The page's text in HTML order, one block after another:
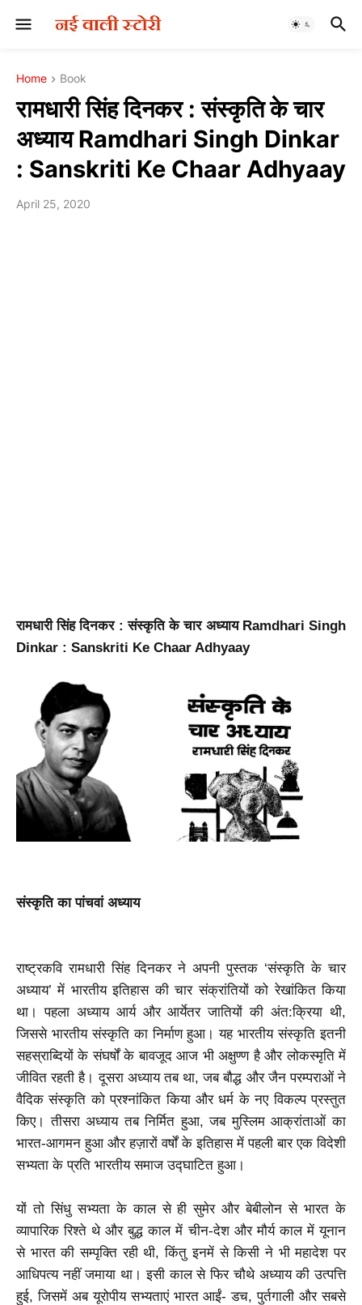
Home Book
रामधारी सिंह दिनकर : संस्कृति के चार
अध्याय Ramdhari Singh Dinkar
: Sanskriti Ke Chaar Adhyaay
April 25, 2020
रामधारी सिंह दिनकर : संस्कृति के चार अध्याय Ramdhari Singh
Dinkar : Sanskriti Ke Chaar Adhyaay
संस्कृति का पांचवां अध्याय
राष्ट्रकवि रामधारी सिंह दिनकर ने अपनी पुस्तक ‘संस्कृति के चार
अध्याय’ में भारतीय इतिहास की चार संक्रांतियों को रेखांकित किया
था। पहला अध्याय आर्य और आर्येतर जातियों की अंत:क्रिया थी,
जिससे भारतीय संस्कृति का निर्माण हुआ। यह भारतीय संस्कृति इतनी
सहस्राब्दियों के संघर्षों के बावजूद आज भी अक्षुण्ण है और लोकस्मृति में
जीवित रहती है। दूसरा अध्याय तब था, जब बौद्ध और जैन परम्पराओं ने
वैदिक संस्कृति को प्रश्नांकित किया और धर्म के नए विकल्प प्रस्तुत
किए। तीसरा अध्याय तब निर्मित हुआ, जब मुस्लिम आक्रांताओं का
भारत-आगमन हुआ और हज़ारों वर्षों के इतिहास में पहली बार एक विदेशी
सभ्यता के प्रति भारतीय समाज उद्घाटित हुआ।
यों तो सिंधु सभ्यता के काल से ही सुमेर और बेबीलोन से भारत के
व्यापारिक रिश्ते थे और बुद्ध काल में चीन-देश और मौर्य काल में यूनान
से भारत की सम्पृक्ति रही थी, किंतु इनमें से किसी ने भी महादेश पर
आधिपत्य नहीं जमाया था। इसी काल से फिर चौथे अध्याय की उत्पत्ति
हुई, जिसमें अब यूरोपीय सभ्यताएं भारत आईं- डच, पुर्तगाली और सबसे